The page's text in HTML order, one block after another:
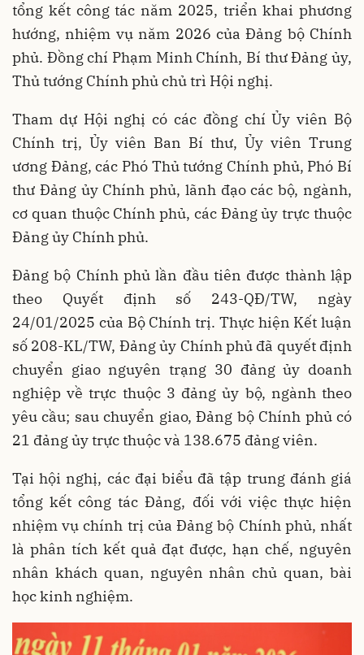
tổng kết công tác năm 2025, triển khai phương
hướng, nhiệm vụ năm 2026 của Đảng bộ Chính
phủ. Đồng chí Phạm Minh Chính, Bí thư Đảng ủy,
Thủ tướng Chính phủ chủ trì Hội nghị.
Tham dự Hội nghị có các đồng chí Ủy viên Bộ
Chính trị, Ủy viên Ban Bí thư, Ủy viên Trung
ương Đảng, các Phó Thủ tướng Chính phủ, Phó Bí
thư Đảng ủy Chính phủ, lãnh đạo các bộ, ngành,
cơ quan thuộc Chính phủ, các Đảng ủy trực thuộc
Đảng ủy Chính phủ.
Đảng bộ Chính phủ lần đầu tiên được thành lập
theo Quyết định số 243-QĐ/TW, ngày
24/01/2025 của Bộ Chính trị. Thực hiện Kết luận
số 208-KL/TW, Đảng ủy Chính phủ đã quyết định
chuyển giao nguyên trạng 30 đảng ủy doanh
nghiệp về trực thuộc 3 đảng ủy bộ, ngành theo
yêu cầu; sau chuyển giao, Đảng bộ Chính phủ có
21 đảng ủy trực thuộc và 138.675 đảng viên.
Tại hội nghị, các đại biểu đã tập trung đánh giá
tổng kết công tác Đảng, đối với việc thực hiện
nhiệm vụ chính trị của Đảng bộ Chính phủ, nhất
là phân tích kết quả đạt được, hạn chế, nguyên
nhân khách quan, nguyên nhân chủ quan, bài
học kinh nghiệm.